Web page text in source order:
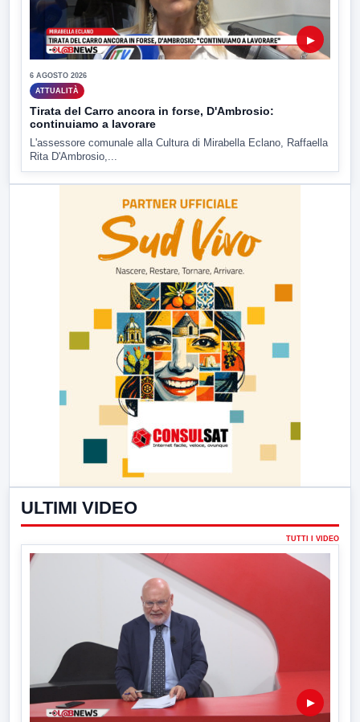
▶
6 AGOSTO 2026
ATTUALITÀ
Tirata del Carro ancora in forse, D'Ambrosio:
continuiamo a lavorare
L'assessore comunale alla Cultura di Mirabella Eclano, Raffaella
Rita D'Ambrosio,...
ULTIMI VIDEO
TUTTI I VIDEO
▶